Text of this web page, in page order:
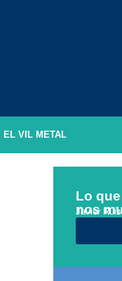
EL VIL METAL
Lo
nos
Javier